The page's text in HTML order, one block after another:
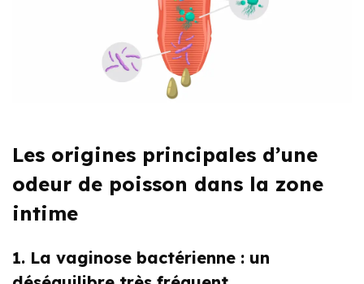
Les origines principales d’une
odeur de poisson dans la zone
intime
1. La vaginose bactérienne : un